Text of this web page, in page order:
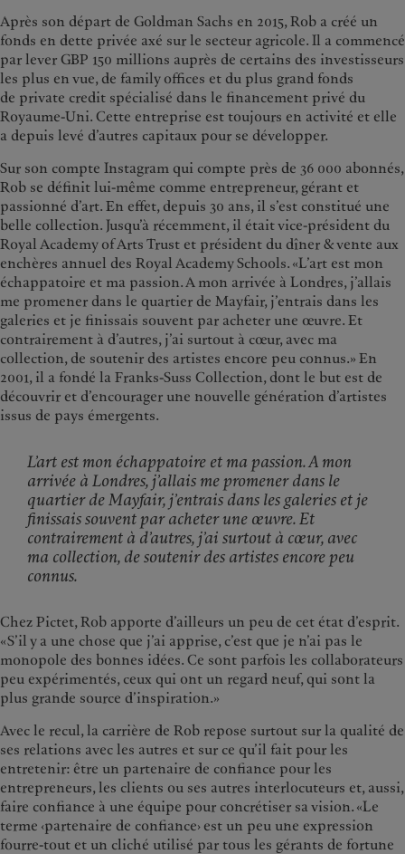
Après son départ de Goldman Sachs en 2015, Rob a créé un
fonds en dette privée axé sur le secteur agricole. Il a commencé
par lever GBP 150 millions auprès de certains des investisseurs
les plus en vue, de family offices et du plus grand fonds
de private credit spécialisé dans le financement privé du
Royaume-Uni. Cette entreprise est toujours en activité et elle
a depuis levé d’autres capitaux pour se développer.
Sur son compte Instagram qui compte près de 36 000 abonnés,
Rob se définit lui-même comme entrepreneur, gérant et
passionné d’art. En effet, depuis 30 ans, il s’est constitué une
belle collection. Jusqu’à récemment, il était vice-président du
Royal Academy of Arts Trust et président du dîner & vente aux
enchères annuel des Royal Academy Schools. «L’art est mon
échappatoire et ma passion. A mon arrivée à Londres, j’allais
me promener dans le quartier de Mayfair, j’entrais dans les
galeries et je finissais souvent par acheter une œuvre. Et
contrairement à d’autres, j’ai surtout à cœur, avec ma
collection, de soutenir des artistes encore peu connus.» En
2001, il a fondé la Franks-Suss Collection, dont le but est de
découvrir et d’encourager une nouvelle génération d’artistes
issus de pays émergents.
L’art est mon échappatoire et ma passion. A mon
arrivée à Londres, j’allais me promener dans le
quartier de Mayfair, j’entrais dans les galeries et je
finissais souvent par acheter une œuvre. Et
contrairement à d’autres, j’ai surtout à cœur, avec
ma collection, de soutenir des artistes encore peu
connus.
Chez Pictet, Rob apporte d’ailleurs un peu de cet état d’esprit.
«S’il y a une chose que j’ai apprise, c’est que je n’ai pas le
monopole des bonnes idées. Ce sont parfois les collaborateurs
peu expérimentés, ceux qui ont un regard neuf, qui sont la
plus grande source d’inspiration.»
Avec le recul, la carrière de Rob repose surtout sur la qualité de
ses relations avec les autres et sur ce qu’il fait pour les
entretenir: être un partenaire de confiance pour les
entrepreneurs, les clients ou ses autres interlocuteurs et, aussi,
faire confiance à une équipe pour concrétiser sa vision. «Le
terme ‹partenaire de confiance› est un peu une expression
fourre-tout et un cliché utilisé par tous les gérants de fortune